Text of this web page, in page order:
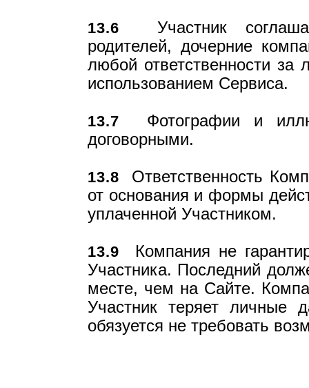
13.6 Участник
родителей, дочерние
любой ответственности
использованием Сервиса.
13.7 Фотографии и
договорными.
13.8 Ответственность
от основания и формы
уплаченной Участником.
13.9 Компания не
Участника. Последний
месте, чем на Сайте.
Участник теряет личные
обязуется не требовать